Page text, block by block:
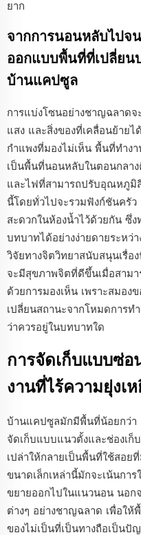
ยาก
จากการนอนหลับไปจ
ออกแบบพื้นที่ที่เปลี่ยน
บ้านแคปซูล
การแบ่งโซนอย่างชาญฉลาดจ
แสง และสิ่งของที่เคลื่อนย้าย
กำแพงที่มองไม่เห็น พื้นที่ทำงา
เป็นพื้นที่นอนหลับในตอนกลา
และไฟที่สามารถปรับอุณหภูมิ
นี้โดยทั่วไปจะรวมฟังก์ชันครัว
สะดวกในห้องน้ำไว้ด้วยกัน ซึ่
บทบาทได้อย่างง่ายดายระหว่
วิจัยทางจิตวิทยาสนับสนุนเรื่อ
จะมีสุขภาพจิตที่ดีขึ้นเมื่อสาม
ด้วยการมองเห็น เพราะสมอง
เปลี่ยนสถานะจากโหมดการ
ว่าควรอยู่ในบทบาทใด
การจัดเก็บแบบซ่อ
งานที่ไร้ความยุ่งเ
บ้านแคปซูลมักมีพื้นที่น้อยกว่
จัดเก็บแบบแนวตั้งและช่องเก็
เปล่าให้กลายเป็นพื้นที่ใช้สอ
ขนาดเล็กเหล่านี้มักจะเน้นกา
ขยายออกไปในแนวนอน นอก
ต่างๆ อย่างชาญฉลาด เพื่อให้
ของไม่เป็นที่เป็นทางถือเป็น